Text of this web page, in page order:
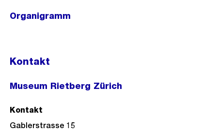
Organigramm
Kontakt
Museum Rietberg Zürich
Kontakt
Gablerstrasse 15